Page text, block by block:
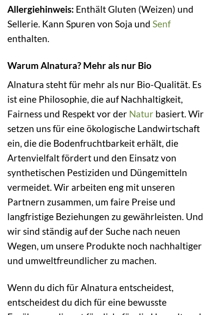
Allergiehinweis: Enthält Gluten (Weizen) und
Sellerie. Kann Spuren von Soja und Senf
enthalten.
Warum Alnatura? Mehr als nur Bio
Alnatura steht für mehr als nur Bio-Qualität. Es
ist eine Philosophie, die auf Nachhaltigkeit,
Fairness und Respekt vor der Natur basiert. Wir
setzen uns für eine ökologische Landwirtschaft
ein, die die Bodenfruchtbarkeit erhält, die
Artenvielfalt fördert und den Einsatz von
synthetischen Pestiziden und Düngemitteln
vermeidet. Wir arbeiten eng mit unseren
Partnern zusammen, um faire Preise und
langfristige Beziehungen zu gewährleisten. Und
wir sind ständig auf der Suche nach neuen
Wegen, um unsere Produkte noch nachhaltiger
und umweltfreundlicher zu machen.
Wenn du dich für Alnatura entscheidest,
entscheidest du dich für eine bewusste